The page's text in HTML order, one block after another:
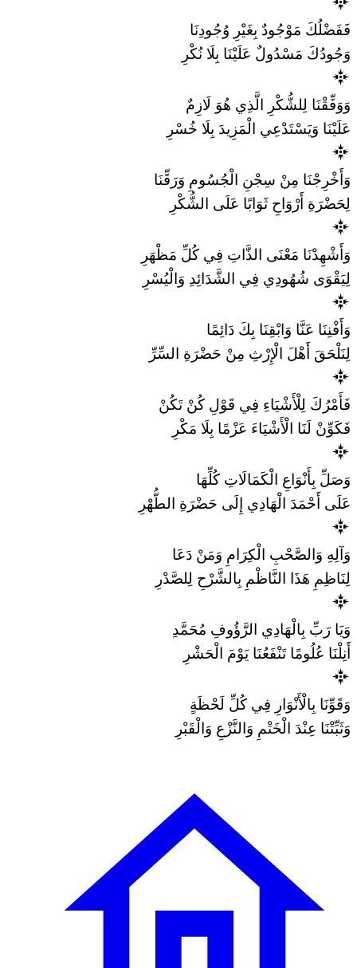
فَفَضْلُكَ مَوْجُودٌ بِغَيْرِ وُجُودِنَا
وَجُودُكَ مَسْدُولٌ عَلَيْنَا بِلَا نُكْرِ
وَوَفِّقْنَا لِلشُّكْرِ الَّذِي هُوَ لَازِمٌ
عَلَيْنَا وَيَسْتَدْعِي الْمَزِيدَ بِلَا خُسْرِ
وَأَخْرِجْنَا مِنْ سِجْنِ الْجُسُومِ وَرَقِّنَا
لِحَضْرَةِ أَرْوَاحِ ثَوَابًا عَلَى الشُّكْرِ
وَأَشْهِدْنَا مَعْنَى الذَّاتِ فِي كُلِّ مَظْهَرِ
لِيَقْوَى شُهُودِي فِي الشَّدَائِدِ وَالْيُسْرِ
وَأَفْنِنَا عَنَّا وَابْقِنَا بِكَ دَائِمًا
لِنَلْحَقَ أَهْلَ الْإِرْثِ مِنْ حَضْرَةِ السِّرِّ
فَأَمْرُكَ لِلْأَشْيَاءِ فِي قَوْلِ كُنْ تَكُنْ
فَكَوِّنْ لَنَا الْأَشْيَاءَ عَزْمًا بِلَا مَكْرِ
وَصَلِّ بِأَنْوَاعِ الْكَمَالَاتِ كُلِّهَا
عَلَى أَحْمَدَ الْهَادِي إِلَى حَضْرَةِ الطُّهْرِ
وَآلِهِ وَالصَّحْبِ الْكِرَامِ وَمَنْ دَعَا
لِنَاظِمِ هَذَا النَّاظْمِ بِالشَّرْحِ لِلصَّدْرِ
وَيَا رَبِّ بِالْهَادِي الرَّؤُوفِ مُحَمَّدِ
أَنِلْنَا عُلُومًا تَنْفَعُنَا يَوْمَ الْحَشْرِ
وَقَوِّنَا بِالْأَنْوَارِ فِي كُلِّ لَحْظَةٍ
وَثَبِّتْنَا عِنْدَ الْخَتْمِ وَالنَّزْعِ وَالْقَبْرِ